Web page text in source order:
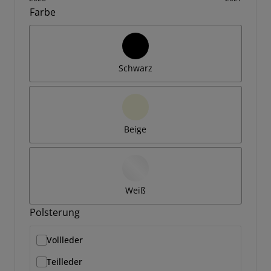
Farbe
Schwarz
Beige
Weiß
Polsterung
Vollleder
Teilleder